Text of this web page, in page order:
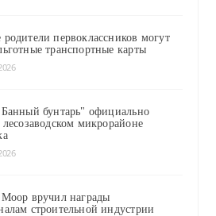
первоклассников могут
транспортные карты
бунтарь" официально
микрорайоне
вручил награды
строительной индустрии